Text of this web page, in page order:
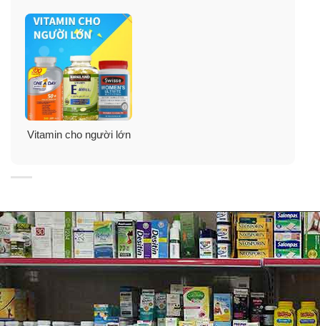
Thành phần viên uống bổ sung vitamin E
Nature Made Vitamin E 1000IU (E 450mg)
Viên bổ vitamin E Nature Made Vitamin E 1000IU không
Vitamin cho người lớn